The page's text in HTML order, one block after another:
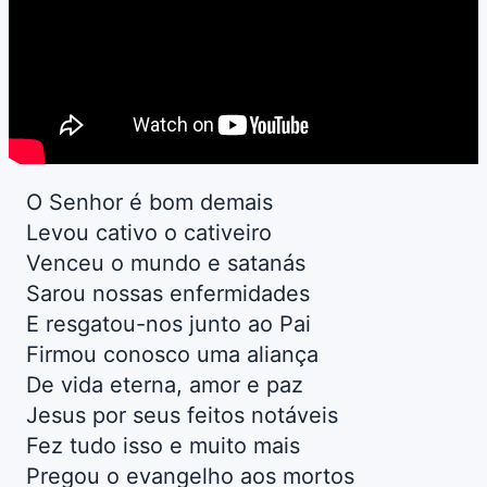
O Senhor é bom demais
Levou cativo o cativeiro
Venceu o mundo e satanás
Sarou nossas enfermidades
E resgatou-nos junto ao Pai
Firmou conosco uma aliança
De vida eterna, amor e paz
Jesus por seus feitos notáveis
Fez tudo isso e muito mais
Pregou o evangelho aos mortos